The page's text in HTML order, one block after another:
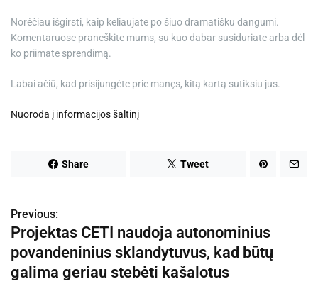
Norėčiau išgirsti, kaip keliaujate po šiuo dramatišku dangumi.
Komentaruose praneškite mums, su kuo dabar susiduriate arba dėl
ko priimate sprendimą.
Labai ačiū, kad prisijungėte prie manęs, kitą kartą sutiksiu jus.
Nuoroda į informacijos šaltinį
Share Tweet
N
a
v
Previous:
Projektas CETI naudoja autonominius
povandeninius sklandytuvus, kad būtų
galima geriau stebėti kašalotus